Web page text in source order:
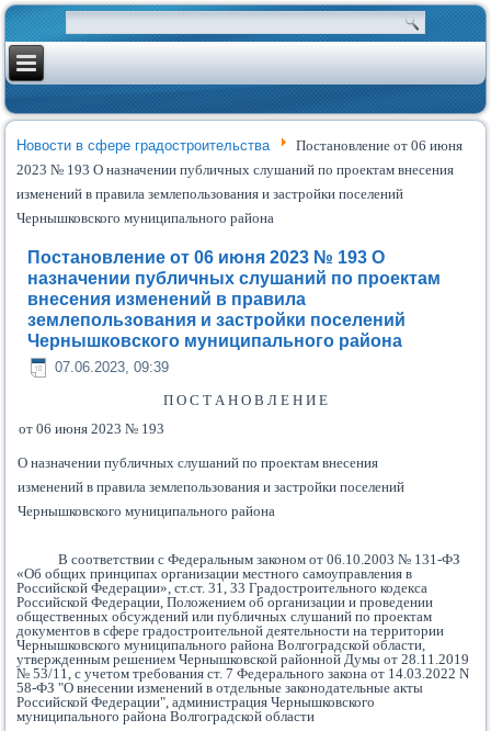
Новости в сфере градостроительства
Постановление от 06 июня
2023 № 193 О назначении публичных слушаний по проектам внесения
изменений в правила землепользования и застройки поселений
Чернышковского муниципального района
Постановление от 06 июня 2023 № 193 О
назначении публичных слушаний по проектам
внесения изменений в правила
землепользования и застройки поселений
Чернышковского муниципального района
07.06.2023, 09:39
П О С Т А Н О В Л Е Н И Е
от 06 июня 2023 №193
О назначении публичных слушаний по проектам внесения
изменений в правила землепользования и застройки поселений
Чернышковского муниципального района
В соответствии с Федеральным законом от 06.10.2003 № 131-ФЗ
«Об общих принципах организации местного самоуправления в
Российской Федерации», ст.ст. 31, 33 Градостроительного кодекса
Российской Федерации, Положениемоб организации и проведении
общественных обсуждений или публичных слушаний по проектам
документов в сфере градостроительной деятельности на территории
Чернышковского муниципального района Волгоградской области,
утвержденным решением Чернышковской районной Думы от 28.11.2019
№ 53/11, с учетом требования ст. 7 Федерального закона от 14.03.2022N
58-ФЗ "О внесении изменений в отдельные законодательные акты
Российской Федерации",администрация Чернышковского
муниципального района Волгоградской области